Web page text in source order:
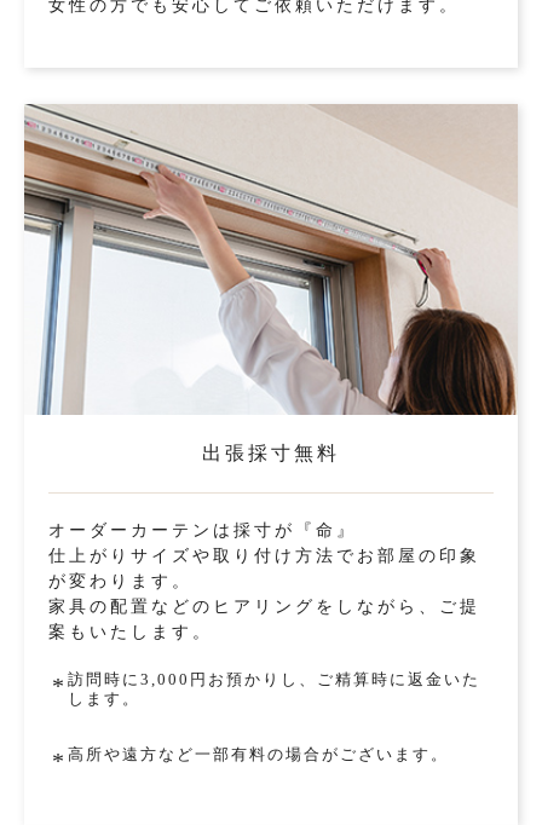
女性の方でも安心してご依頼いただけます。
出張採寸無料
オーダーカーテンは採寸が『命』
仕上がりサイズや取り付け方法でお部屋の印象
が変わります。
家具の配置などのヒアリングをしながら、ご提
案もいたします。
* 訪問時に3,000円お預かりし、ご精算時に返金いた
します。
* 高所や遠方など一部有料の場合がございます。